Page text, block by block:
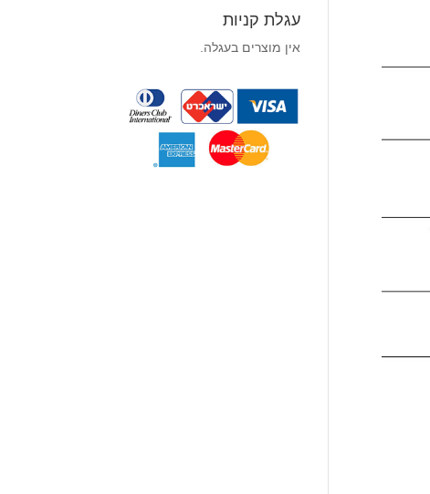
עגלת קניות
אין מוצרים בעגלה.